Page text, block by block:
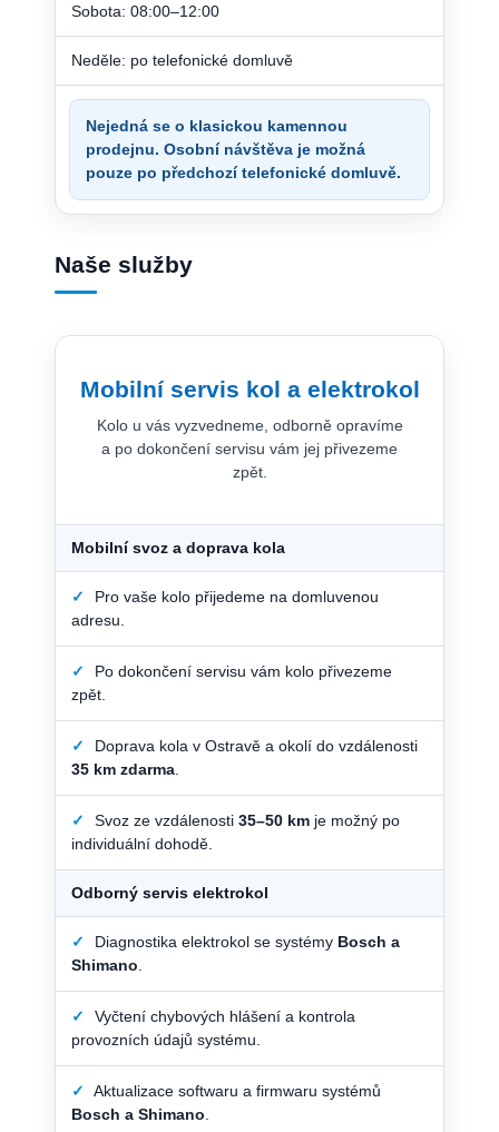
Sobota: 08:00–12:00
Neděle: po telefonické domluvě
Nejedná se o klasickou kamennou
prodejnu. Osobní návštěva je možná
pouze po předchozí telefonické domluvě.
Naše služby
Mobilní servis kol a elektrokol
Kolo u vás vyzvedneme, odborně opravíme
a po dokončení servisu vám jej přivezeme
zpět.
Mobilní svoz a doprava kola
✓
Pro vaše kolo přijedeme na domluvenou
adresu.
✓
Po dokončení servisu vám kolo přivezeme
zpět.
✓
Doprava kola v Ostravě a okolí do vzdálenosti
35 km zdarma
✓ Svoz ze vzdálenosti 35–50 km je možný po
individuální dohodě.
Odborný servis elektrokol
✓ Diagnostika elektrokol se systémy Bosch a
Shimano
✓
Vyčtení chybových hlášení a kontrola
provozních údajů systému.
✓
Aktualizace softwaru a firmwaru systémů
Bosch a Shimano